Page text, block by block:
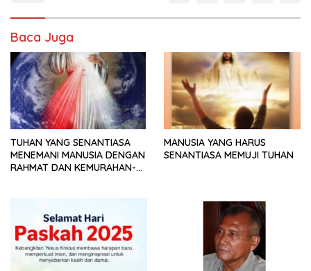
Baca Juga
TUHAN YANG SENANTIASA
MENEMANI MANUSIA DENGAN
RAHMAT DAN KEMURAHAN-
MANUSIA YANG HARUS
SENANTIASA MEMUJI TUHAN